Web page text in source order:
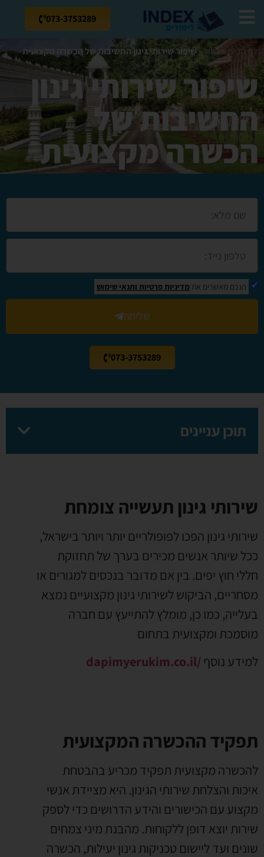
073-3753289
דף הבית » בלוג»שיפור שירותי גינון החשיבות של הכשרה מקצועית
שיפור שירותי גינון
החשיבות של
הכשרה מקצועית
הנכם מאשרים את מדיניות פרטיות ותנאי שימוש
שליחה
073-3753289
תוכן עניינים
שירותי גינון תעשייה צומחת
שירותי גינון הפכו לפופולריים יותר ויותר בישראל,
ככל שיותר אנשים מכירים בערך של תחזוקת
חללי חוץ יפים. בין אם מדובר בנכסים למגורים או
מסחריים, הביקוש לשירותי גינון מקצועיים נמצא
בעלייה, כמו כן, מומלץ להתייעץ עם חברה
מוסמכת ומקצועית בתחום
למידע נוסף/dapimyerukim.co.il
תפקיד ההכשרה המקצועית
להכשרה מקצועית תפקיד מכריע בהבטחת
איכות והצלחת שירותי הגינון. היא מציידת אנשי
מקצוע עם הכישורים והידע הדרושים כדי לספק
שירות יוצא דופן ללקוחות. מהבנת מיני צמחים
שונים ועד ליישום טכניקות גינון יעילות, הכשרה